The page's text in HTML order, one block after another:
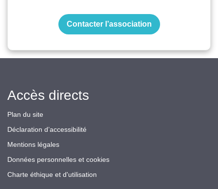
Contacter l’association
Accès directs
Plan du site
Déclaration d’accessibilité
Mentions légales
Données personnelles et cookies
Charte éthique et d'utilisation